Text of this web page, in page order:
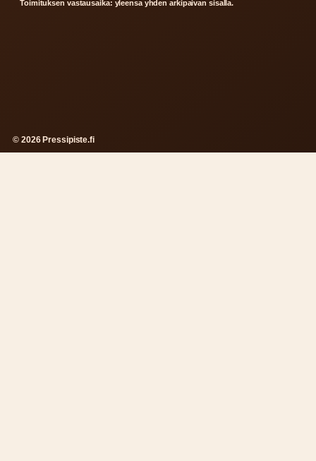
Toimituksen vastausaika: yleensa yhden arkipaivan sisalla.
© 2026 Pressipiste.fi